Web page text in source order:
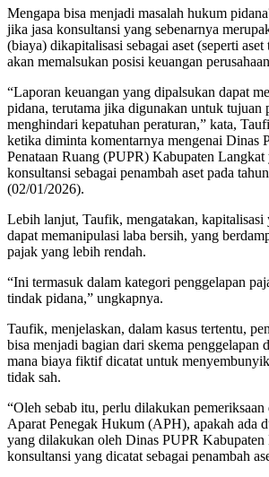
Mengapa bisa menjadi masalah hukum
jika jasa konsultansi yang sebenarnya
(biaya) dikapitalisasi sebagai aset (seperti
akan memalsukan posisi keuangan
“Laporan keuangan yang dipalsukan dapat
pidana, terutama jika digunakan untuk tujuan
menghindari kepatuhan peraturan,” kata,
ketika diminta komentarnya mengenai Dinas
Penataan Ruang (PUPR) Kabupaten Langkat
konsultansi sebagai penambah aset pada
(02/01/2026).
Lebih lanjut, Taufik, mengatakan, kapitalisasi
dapat memanipulasi laba bersih, yang
pajak yang lebih rendah.
“Ini termasuk dalam kategori penggelapan
tindak pidana,” ungkapnya.
Taufik, menjelaskan, dalam kasus tertentu,
bisa menjadi bagian dari skema penggelapan
mana biaya fiktif dicatat untuk
tidak sah.
“Oleh sebab itu, perlu dilakukan
Aparat Penegak Hukum (APH), apakah ada
yang dilakukan oleh Dinas PUPR Kabupaten
konsultansi yang dicatat sebagai penambah